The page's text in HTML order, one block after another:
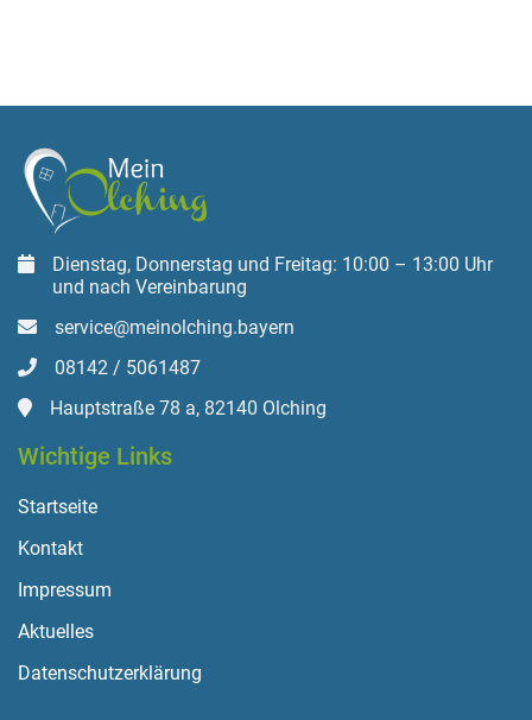
Dienstag, Donnerstag und Freitag: 10:00 – 13:00 Uhr
und nach Vereinbarung
service@meinolching.bayern
08142 / 5061487
Hauptstraße 78 a, 82140 Olching
Wichtige Links
Startseite
Kontakt
Impressum
Aktuelles
Datenschutzerklärung